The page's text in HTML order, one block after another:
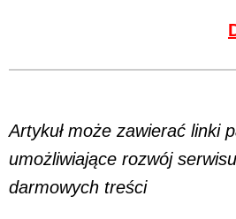
Artykuł może zawierać linki
umożliwiające rozwój
darmowych treści